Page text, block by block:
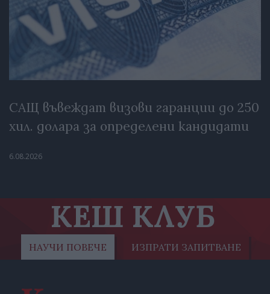
САЩ въвеждат визови гаранции до 250
хил. долара за определени кандидати
6.08.2026
КЕШ КЛУБ
НАУЧИ ПОВЕЧЕ ИЗПРАТИ ЗАПИТВАНЕ